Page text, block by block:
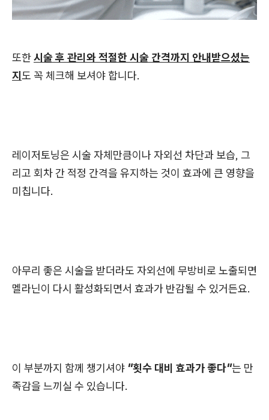
또한시술 후 관리와 적절한 시술 간격까지 안내받으셨는
지도 꼭 체크해 보셔야 합니다.
레이저토닝은 시술 자체만큼이나 자외선 차단과 보습, 그
리고 회차 간 적정 간격을 유지하는 것이 효과에 큰 영향을
미칩니다.
아무리 좋은 시술을 받더라도 자외선에 무방비로 노출되면
멜라닌이 다시 활성화되면서 효과가 반감될 수 있거든요.
이 부분까지 함께 챙기셔야 "횟수 대비 효과가 좋다"는 만
족감을 느끼실 수 있습니다.